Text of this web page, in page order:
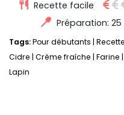
Recette facile
Préparation: 25
Tags:Pour débutants
Cidre Crème fraîche Farine
Lapin